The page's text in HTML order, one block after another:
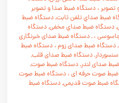
، دستگاه ضبط صدا و تصوير
ضبط صداي تلفن ثابت, دستگاه ضبط
دستگاه ضبط صداي مخفی, دستگاه
، , دستگاه ضبط صدای خبرنگاری
ضبط صدای زوم ، دستگاه ضبط
دستگاه ضبط صدای قلب,
صدای لندر, دستگاه ضبط صوت,
صوت حرفه ای ، دستگاه ضبط صوت
ضبط صوت قديمی, دستگاه ضبط